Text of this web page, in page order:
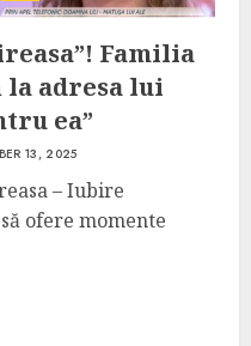
Familia
adresa lui
ea”
13, 2025
– Iubire
ofere momente